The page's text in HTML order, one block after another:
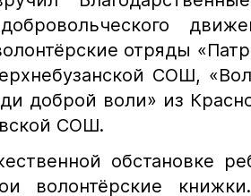
отряды
СОШ,
доброй воли» из
СОШ.
обстановке
волонтёрские